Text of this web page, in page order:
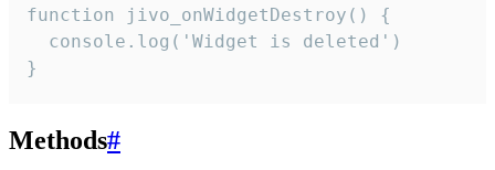
function jivo_onWidgetDestroy() {
  console.log('Widget is deleted')
}
Methods#